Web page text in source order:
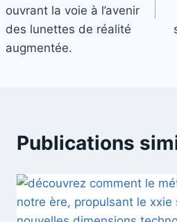
ouvrant la voie à l’avenir
des lunettes de réalité
augmentée.
Publications